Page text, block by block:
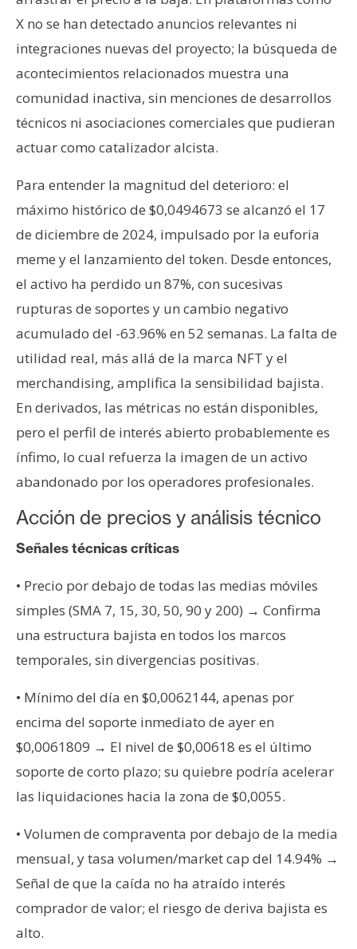
X no se han detectado anuncios relevantes ni
integraciones nuevas del proyecto; la búsqueda de
acontecimientos relacionados muestra una
comunidad inactiva, sin menciones de desarrollos
técnicos ni asociaciones comerciales que pudieran
actuar como catalizador alcista.
Para entender la magnitud del deterioro: el
máximo histórico de $0,0494673 se alcanzó el 17
de diciembre de 2024, impulsado por la euforia
meme y el lanzamiento del token. Desde entonces,
el activo ha perdido un 87%, con sucesivas
rupturas de soportes y un cambio negativo
acumulado del -63.96% en 52 semanas. La falta de
utilidad real, más allá de la marca NFT y el
merchandising, amplifica la sensibilidad bajista.
En derivados, las métricas no están disponibles,
pero el perfil de interés abierto probablemente es
ínfimo, lo cual refuerza la imagen de un activo
abandonado por los operadores profesionales.
Acción de precios y análisis técnico
Señales técnicas críticas
• Precio por debajo de todas las medias móviles
simples (SMA 7, 15, 30, 50, 90 y 200) → Confirma
una estructura bajista en todos los marcos
temporales, sin divergencias positivas.
• Mínimo del día en $0,0062144, apenas por
encima del soporte inmediato de ayer en
$0,0061809 → El nivel de $0,00618 es el último
soporte de corto plazo; su quiebre podría acelerar
las liquidaciones hacia la zona de $0,0055.
• Volumen de compraventa por debajo de la media
mensual, y tasa volumen/market cap del 14.94% →
Señal de que la caída no ha atraído interés
comprador de valor; el riesgo de deriva bajista es
alto.